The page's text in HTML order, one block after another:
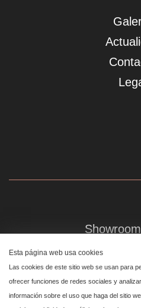
Plaza de
Centro,
Esta página web usa cookies
Las cookies de este sitio web se usan para
ofrecer funciones de redes sociales y
información sobre el uso que haga del sitio